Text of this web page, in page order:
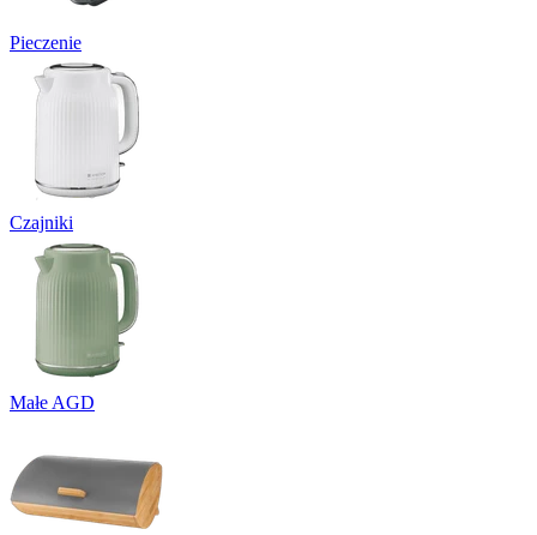
Pieczenie
Czajniki
Małe AGD